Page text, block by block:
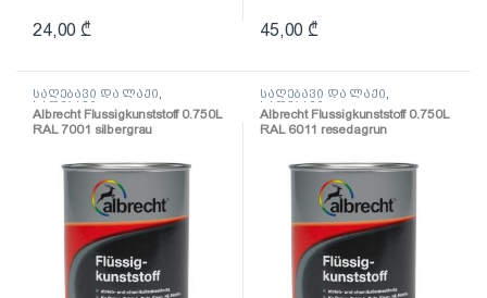
24,00 ₾ 45,00 ₾
საღებავი და ლაქი
საღებავი
Albrecht Flussigkunststoff 0.750L
RAL 7001 silbergrau
ზეთოვანი საღებავი)
საღებავი და ლაქი
საღებავი
Albrecht Flussigkunststoff 0.750L
RAL 6011 resedagrun
ზეთოვანი საღებავი)